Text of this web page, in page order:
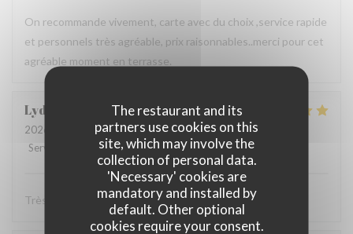
The restaurant and its
partners use cookies on this
site, which may involve the
collection of personal data.
'Necessary' cookies are
mandatory and installed by
default. Other optional
cookies require your consent.
On recommande vivement, carte avec du choix ,service rapide
et personnels très agréable, prix raisonnables..merci pour cet
agréable moment en terrasse.
Lydia
2026-08-06
- 12:15 - Guests 3
Service
Ambiance: 5/5 Food :5/5 Value: 5/5
Très bonne cuisine ! Très bon accueil !